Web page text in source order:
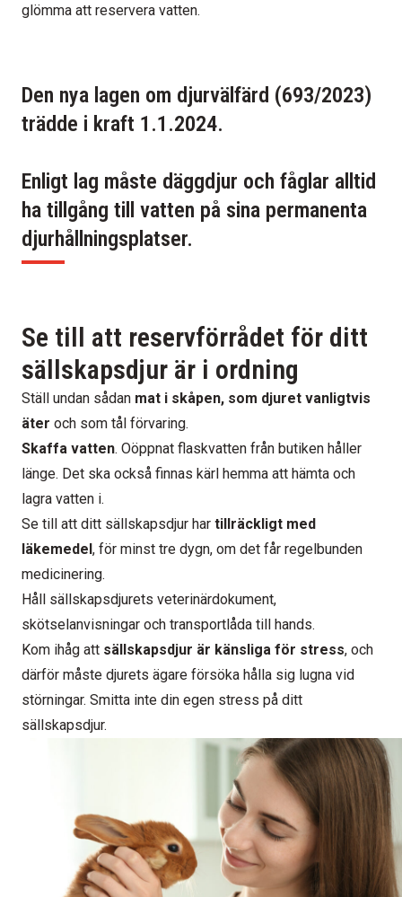
glömma att reservera vatten.
Den nya lagen om djurvälfärd (693/2023)
trädde i kraft 1.1.2024.
Enligt lag måste däggdjur och fåglar alltid
ha tillgång till vatten på sina permanenta
djurhållningsplatser.
Se till att reservförrådet för ditt
sällskapsdjur är i ordning
Ställ undan sådan mat i skåpen, som djuret vanligtvis
äter och som tål förvaring.
Skaffa vatten. Oöppnat flaskvatten från butiken håller
länge. Det ska också finnas kärl hemma att hämta och
lagra vatten i.
Se till att ditt sällskapsdjur har tillräckligt med
läkemedel, för minst tre dygn, om det får regelbunden
medicinering.
Håll sällskapsdjurets veterinärdokument,
skötselanvisningar och transportlåda till hands.
Kom ihåg att sällskapsdjur är känsliga för stress, och
därför måste djurets ägare försöka hålla sig lugna vid
störningar. Smitta inte din egen stress på ditt
sällskapsdjur.